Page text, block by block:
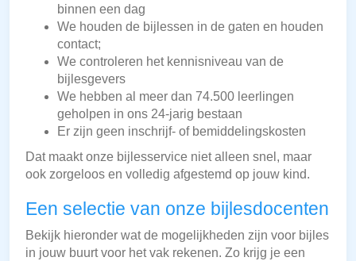
binnen een dag
We houden de bijlessen in de gaten en houden
contact;
We controleren het kennisniveau van de
bijlesgevers
We hebben al meer dan 74.500 leerlingen
geholpen in ons 24-jarig bestaan
Er zijn geen inschrijf- of bemiddelingskosten
Dat maakt onze bijlesservice niet alleen snel, maar
ook zorgeloos en volledig afgestemd op jouw kind.
Een selectie van onze bijlesdocenten
Bekijk hieronder wat de mogelijkheden zijn voor bijles
in jouw buurt voor het vak rekenen. Zo krijg je een